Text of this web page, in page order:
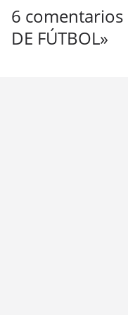
6 comentarios
DE FÚTBOL»